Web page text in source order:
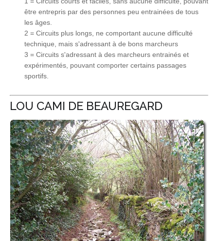
être entrepris par des personnes peu entrainées de tous
les âges.
2 = Circuits plus longs, ne comportant aucune difficulté
technique, mais s'adressant à de bons marcheurs
3 = Circuits s'adressant à des marcheurs entrainés et
expérimentés, pouvant comporter certains passages
sportifs.
LOU CAMI DE BEAUREGARD